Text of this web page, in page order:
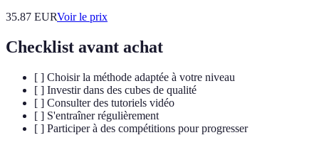
35.87 EURVoir le prix
Checklist avant achat
[ ] Choisir la méthode adaptée à votre niveau
[ ] Investir dans des cubes de qualité
[ ] Consulter des tutoriels vidéo
[ ] S'entraîner régulièrement
[ ] Participer à des compétitions pour progresser